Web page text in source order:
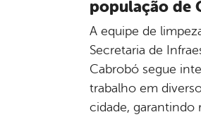
população de
A equipe de
Secretaria de
Cabrobó segue
trabalho em
cidade, garantindo